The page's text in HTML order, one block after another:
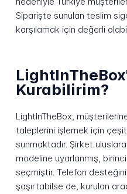
Siparişte sunulan teslim
karşılamak için değerli
Kurabilirim?
LightInTheBox,
taleplerini işlemek için
sunmaktadır. Şirket
modeline uyarlanmış,
seçmiştir. Telefon
şaşırtabilse de, kurulan